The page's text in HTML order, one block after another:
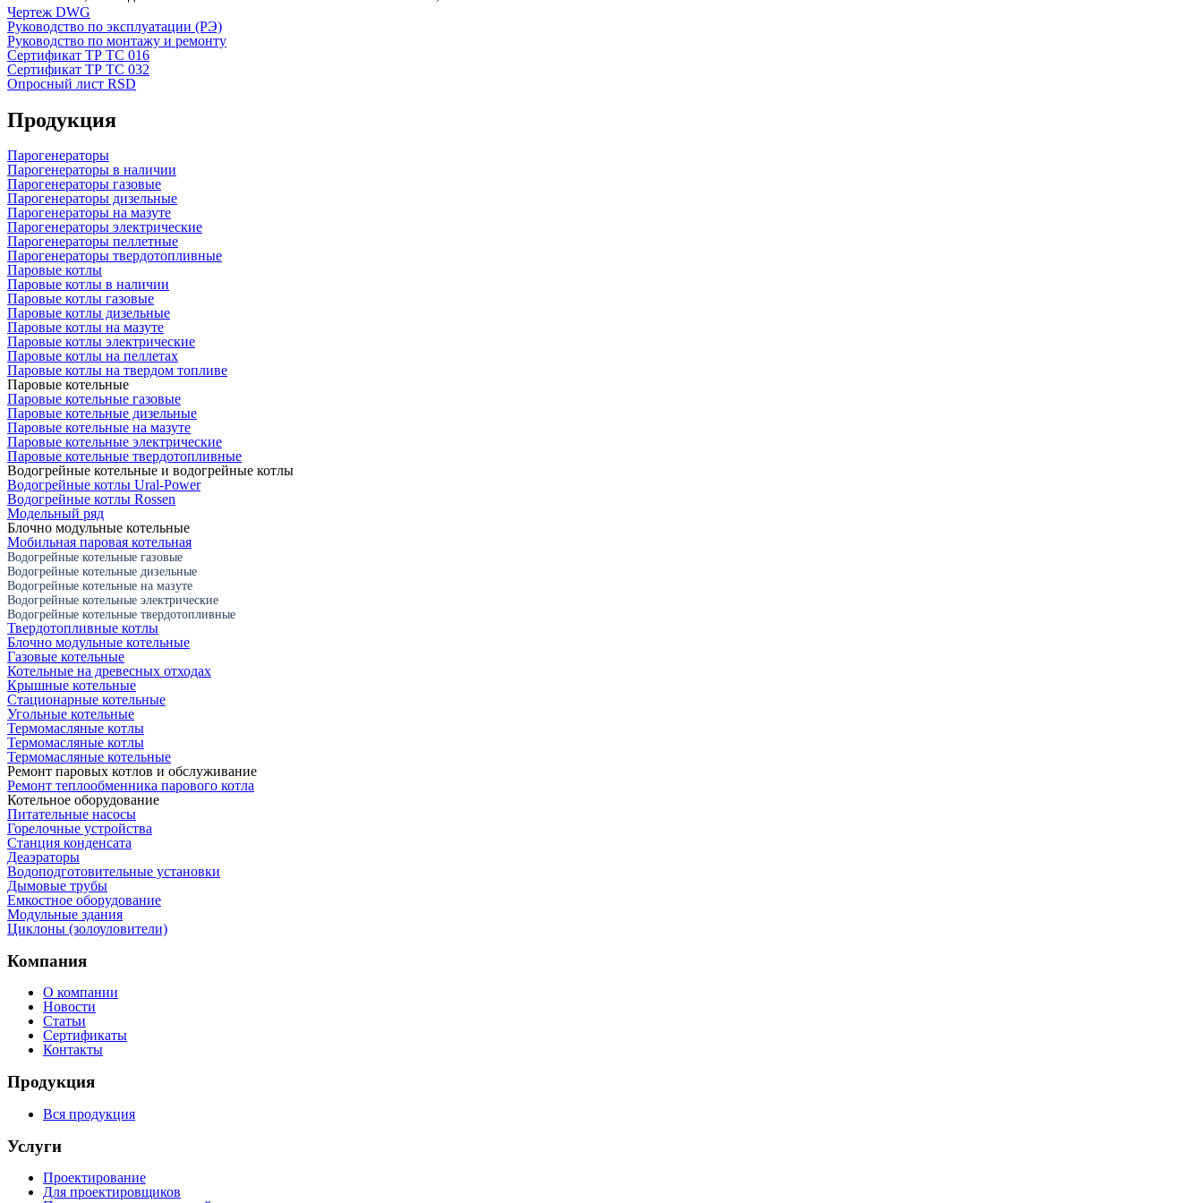
Чертеж DWG
Руководство по эксплуатации (РЭ)
Руководство по монтажу и ремонту
Сертификат ТР ТС 016
Сертификат ТР ТС 032
Опросный лист RSD
Продукция
Парогенераторы
Парогенераторы в наличии
Парогенераторы газовые
Парогенераторы дизельные
Парогенераторы на мазуте
Парогенераторы электрические
Парогенераторы пеллетные
Парогенераторы твердотопливные
Паровые котлы
Паровые котлы в наличии
Паровые котлы газовые
Паровые котлы дизельные
Паровые котлы на мазуте
Паровые котлы электрические
Паровые котлы на пеллетах
Паровые котлы на твердом топливе
Паровые котельные
Паровые котельные газовые
Паровые котельные дизельные
Паровые котельные на мазуте
Паровые котельные электрические
Паровые котельные твердотопливные
Водогрейные котельные и водогрейные котлы
Водогрейные котлы Ural-Power
Водогрейные котлы Rossen
Модельный ряд
Блочно модульные котельные
Мобильная паровая котельная
Водогрейные котельные газовые
Водогрейные котельные дизельные
Водогрейные котельные на мазуте
Водогрейные котельные электрические
Водогрейные котельные твердотопливные
Твердотопливные котлы
Блочно модульные котельные
Газовые котельные
Котельные на древесных отходах
Крышные котельные
Стационарные котельные
Угольные котельные
Термомасляные котлы
Термомасляные котлы
Термомасляные котельные
Ремонт паровых котлов и обслуживание
Ремонт теплообменника парового котла
Котельное оборудование
Питательные насосы
Горелочные устройства
Станция конденсата
Деаэраторы
Водоподготовительные установки
Дымовые трубы
Емкостное оборудование
Mодульные здания
Циклоны (золоуловители)
Компания
О компании
Новости
Статьи
Сертификаты
Контакты
Продукция
Вся продукция
Услуги
Проектирование
Для проектировщиков